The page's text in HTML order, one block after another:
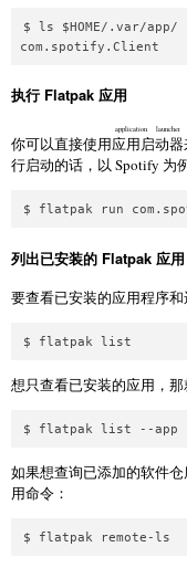
$ ls $HOME/.var/app/
com.spotify.Client
执行 Flatpak 应用
你可以直接使用应用启动器
application launcher
行启动的话，以 Spotify 为
$ flatpak run
列出已安装的 Flatpak 应用
要查看已安装的应用程序和
$ flatpak list
想只查看已安装的应用，那
$ flatpak list --app
如果想查询已添加的软件
用命令：
$ flatpak remote-ls